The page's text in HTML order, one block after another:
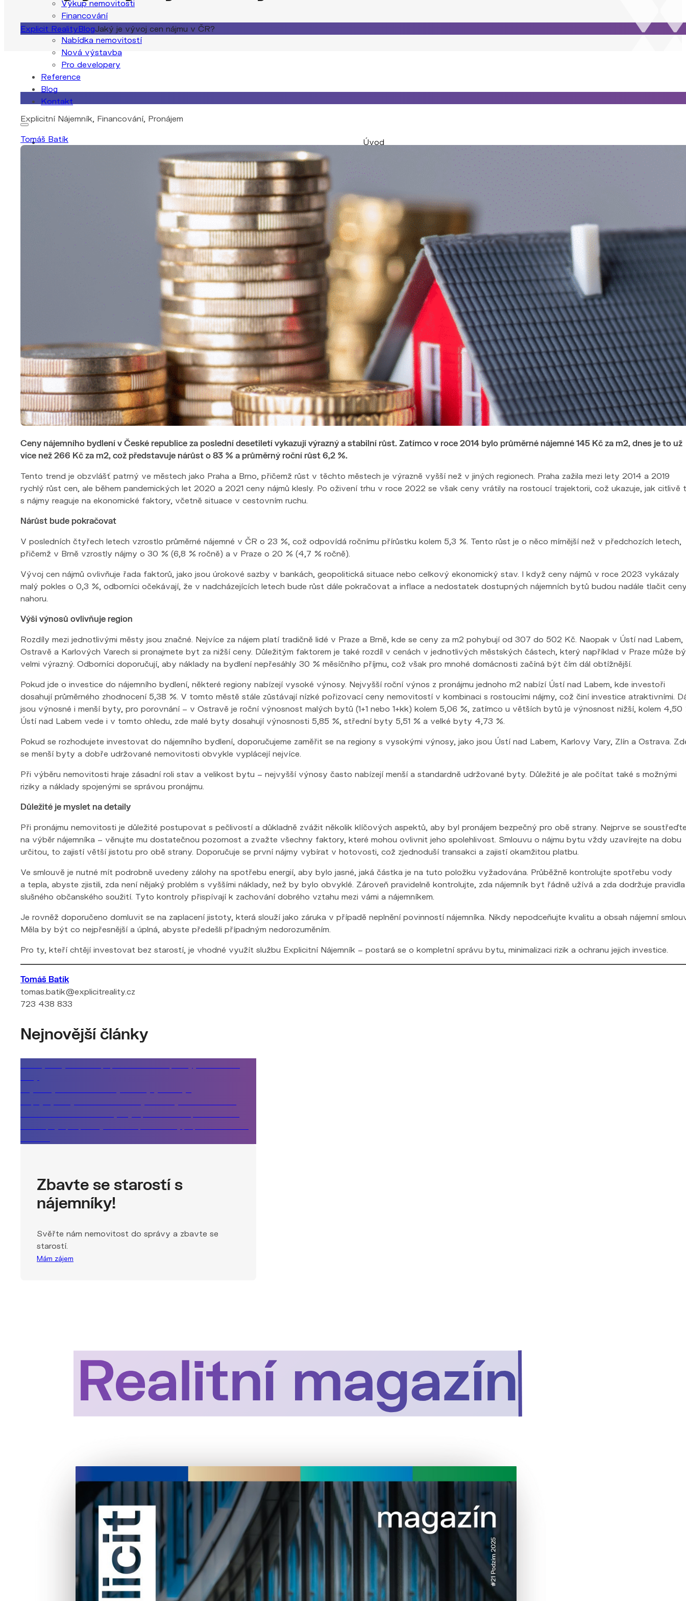
Výkup nemovitosti
Financování
Nemovitosti
Nabídka nemovitostí
Nová výstavba
Pro developery
Reference
Blog
Kontakt
Úvod
Náš tým
Naše služby
Odhad nemovitosti
Prodej nemovitosti
Pronájem nemovitosti
Výkup nemovitosti
Financování
Nemovitosti
Nabídka nemovitostí
Nová výstavba
Pro developery
Reference
Blog
Kontakt
Explicit RealityBlogJaký je vývoj cen nájmu v ČR?
7. 7. 2025
Explicitní Nájemník, Financování, Pronájem
Tomáš Batík
Ceny nájemního bydlení v České republice za poslední desetiletí vykazují výrazný a stabilní růst. Zatímco v roce 2014 bylo průměrné nájemné 145 Kč za m2, dnes je to už
více než 266 Kč za m2, což představuje nárůst o 83 % a průměrný roční růst 6,2 %.
Tento trend je obzvlášť patrný ve městech jako Praha a Brno, přičemž růst v těchto městech je výrazně vyšší než v jiných regionech. Praha zažila mezi lety 2014 a 2019
rychlý růst cen, ale během pandemických let 2020 a 2021 ceny nájmů klesly. Po oživení trhu v roce 2022 se však ceny vrátily na rostoucí trajektorii, což ukazuje, jak citlivě
s nájmy reaguje na ekonomické faktory, včetně situace v cestovním ruchu.
Nárůst bude pokračovat
V posledních čtyřech letech vzrostlo průměrné nájemné v ČR o 23 %, což odpovídá ročnímu přírůstku kolem 5,3 %. Tento růst je o něco mírnější než v předchozích letech,
přičemž v Brně vzrostly nájmy o 30 % (6,8 % ročně) a v Praze o 20 % (4,7 % ročně).
Vývoj cen nájmů ovlivňuje řada faktorů, jako jsou úrokové sazby v bankách, geopolitická situace nebo celkový ekonomický stav. I když ceny nájmů v roce 2023 vykázaly
malý pokles o 0,3 %, odborníci očekávají, že v nadcházejících letech bude růst dále pokračovat a inflace a nedostatek dostupných nájemních bytů budou nadále tlačit
nahoru.
Výši výnosů ovlivňuje region
Rozdíly mezi jednotlivými městy jsou značné. Nejvíce za nájem platí tradičně lidé v Praze a Brně, kde se ceny za m2 pohybují od 307 do 502 Kč. Naopak v Ústí nad Labem,
Ostravě a Karlových Varech si pronajmete byt za nižší ceny. Důležitým faktorem je také rozdíl v cenách v jednotlivých městských částech, který například v Praze může
velmi výrazný. Odborníci doporučují, aby náklady na bydlení nepřesáhly 30 % měsíčního příjmu, což však pro mnohé domácnosti začíná být čím dál obtížnější.
Pokud jde o investice do nájemního bydlení, některé regiony nabízejí vysoké výnosy. Nejvyšší roční výnos z pronájmu jednoho m2 nabízí Ústí nad Labem, kde investoři
dosahují průměrného zhodnocení 5,38 %. V tomto městě stále zůstávají nízké pořizovací ceny nemovitostí v kombinaci s rostoucími nájmy, což činí investice atraktivními.
jsou výnosné i menší byty, pro porovnání – v Ostravě je roční výnosnost malých bytů (1+1 nebo 1+kk) kolem 5,06 %, zatímco u větších bytů je výnosnost nižší, kolem 4,50
Ústí nad Labem vede i v tomto ohledu, zde malé byty dosahují výnosnosti 5,85 %, střední byty 5,51 % a velké byty 4,73 %.
Pokud se rozhodujete investovat do nájemního bydlení, doporučujeme zaměřit se na regiony s vysokými výnosy, jako jsou Ústí nad Labem, Karlovy Vary, Zlín a Ostrava.
se menší byty a dobře udržované nemovitosti obvykle vyplácejí nejvíce.
Při výběru nemovitosti hraje zásadní roli stav a velikost bytu – nejvyšší výnosy často nabízejí menší a standardně udržované byty. Důležité je ale počítat také s možnými
riziky a náklady spojenými se správou pronájmu.
Důležité je myslet na detaily
Při pronájmu nemovitosti je důležité postupovat s pečlivostí a důkladně zvážit několik klíčových aspektů, aby byl pronájem bezpečný pro obě strany. Nejprve se
na výběr nájemníka – věnujte mu dostatečnou pozornost a zvažte všechny faktory, které mohou ovlivnit jeho spolehlivost. Smlouvu o nájmu bytu vždy uzavírejte na dobu
určitou, to zajistí větší jistotu pro obě strany. Doporučuje se první nájmy vybírat v hotovosti, což zjednoduší transakci a zajistí okamžitou platbu.
Ve smlouvě je nutné mít podrobně uvedeny zálohy na spotřebu energií, aby bylo jasné, jaká částka je na tuto položku vyžadována. Průběžně kontrolujte spotřebu vody
a tepla, abyste zjistili, zda není nějaký problém s vyššími náklady, než by bylo obvyklé. Zároveň pravidelně kontrolujte, zda nájemník byt řádně užívá a zda dodržuje pravidla
slušného občanského soužití. Tyto kontroly přispívají k zachování dobrého vztahu mezi vámi a nájemníkem.
Je rovněž doporučeno domluvit se na zaplacení jistoty, která slouží jako záruka v případě neplnění povinností nájemníka. Nikdy nepodceňujte kvalitu a obsah nájemní
Měla by být co nejpřesnější a úplná, abyste předešli případným nedorozuměním.
Pro ty, kteří chtějí investovat bez starostí, je vhodné využít službu Explicitní Nájemník – postará se o kompletní správu bytu, minimalizaci rizik a ochranu jejich investice.
Tomáš Batík
tomas.batik@explicitreality.cz
723 438 833
Nejnovější články
Zbavte se starostí s
nájemníky!
Svěřte nám nemovitost do správy a zbavte se
starostí.
Mám zájem